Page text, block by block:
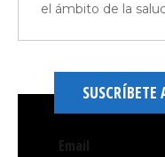
el ámbito de la
SUSCRÍBETE
Email